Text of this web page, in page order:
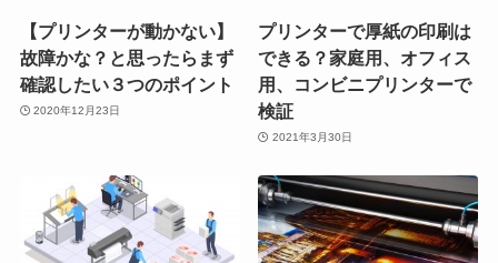
【プリンターが動かない】
故障かな？と思ったらまず
確認したい３つのポイント
2020年12月23日
プリンターで厚紙の印刷は
できる？家庭用、オフィス
用、コンビニプリンターで
検証
2021年3月30日